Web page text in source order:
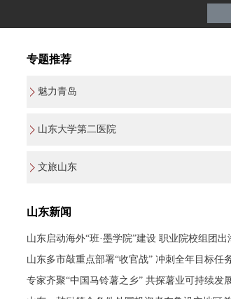
专题推荐
魅力青岛
山东大学第二医院
文旅山东
山东新闻
山东启动海外“班·墨学院”建设 职业院校组团出
山东多市敲重点部署“收官战” 冲刺全年目标任
专家齐聚“中国马铃薯之乡” 共探薯业可持续发